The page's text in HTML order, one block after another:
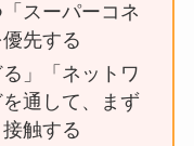
スーパーコネ
先する
」「ネットワ
通して、まず
触する